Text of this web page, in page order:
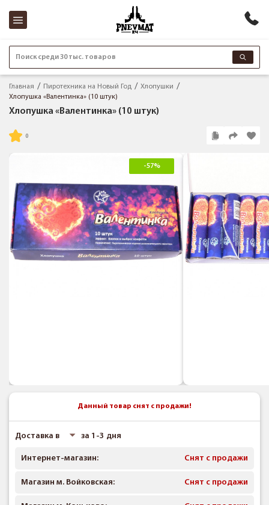
Поиск среди 30 тыс. товаров
Главная Пиротехника на Новый Год
Хлопушки
Хлопушка «Валентинка» (10 штук)
Хлопушка «Валентинка» (10 штук)
-57%
Данный товар снят с продажи!
Доставка в за 1-3 дня
Интернет-магазин: Снят с продажи
Магазин м. Войковская: Снят с продажи